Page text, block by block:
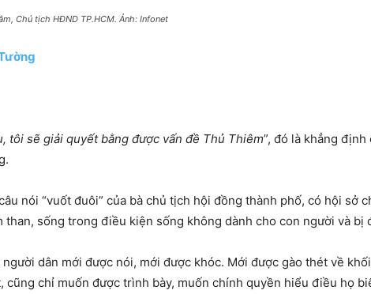
Chủ tịch HĐND TP.HCM. Ảnh: Infonet
tôi sẽ giải quyết bằng được vấn đề Thủ Thiêm”, đó là khẳng
nói “vuốt đuôi” của bà chủ tịch hội đồng thành phố, có hội sở
than, sống trong điều kiện sống không dành cho con người và
người dân mới được nói, mới được khóc. Mới được gào thét về
cũng chỉ muốn được trình bày, muốn chính quyền hiểu điều họ